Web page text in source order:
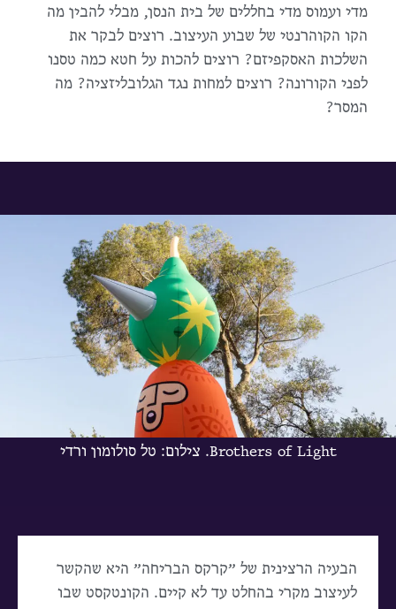
מדי ועמוס מדי בחללים של בית הנסן, מבלי להבין מה
הקו הקוהרנטי של שבוע העיצוב. רוצים לבקר את
השלכות האסקפיזם? רוצים להכות על חטא כמה טסנו
לפני הקורונה? רוצים למחות נגד הגלובליזציה? מה
המסר?
Brothers of Light. צילום: טל סולומון ורדי
הבעיה הרצינית של ״קרקס הבריחה״ היא שהקשר
לעיצוב מקרי בהחלט עד לא קיים. הקונטקסט שבו